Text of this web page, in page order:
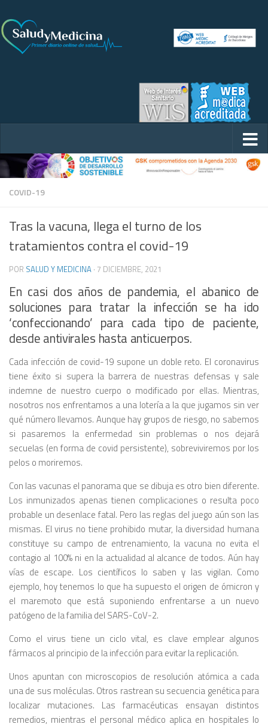
COVID-19
Tras la vacuna, llega el turno de los
tratamientos contra el covid-19
POR SALUD Y MEDICINA · 7 DICIEMBRE, 2021
En casi dos años de pandemia, el abanico de
soluciones para tratar la infección se ha ido
‘confeccionando’ para cada tipo de paciente,
desde antivirales hasta anticuerpos.
Cada infección de covid-19 supone un doble reto. El coronavirus
tiene éxito si supera la barrera de nuestras defensas y sale
indemne de nuestro cuerpo o modificado por ellas. Mientras,
nosotros nos enfrentamos a una lotería a la que jugamos sin ver
qué número llevamos. Aunque hay grupos de riesgo, no sabemos
si pasaremos la enfermedad sin problemas o nos dejará
secuelas (en forma de covid persistente), sobreviviremos por los
pelos o moriremos.
Con las vacunas el panorama que se dibuja es otro bien diferente.
Los inmunizados apenas tienen complicaciones o resulta poco
probable un desenlace fatal. Pero las reglas del juego aún son las
mismas. El virus no tiene prohibido mutar, la diversidad humana
constituye su campo de entrenamiento, la vacuna no evita el
contagio al 100% ni en la actualidad al alcance de todos. Aún hay
vías de escape. Los científicos lo saben y las vigilan. Como
ejemplo, hoy tenemos lo que ha supuesto el origen de ómicron y
el maremoto que está suponiendo enfrentarse a un nuevo
patógeno de la familia del SARS-CoV-2.
Como el virus tiene un ciclo vital, es clave emplear algunos
fármacos al principio de la infección para evitar la replicación.
Unos apuntan con microscopios de resolución atómica a cada
una de sus moléculas. Otros rastrean su secuencia genética para
localizar mutaciones. Las farmacéuticas ensayan distintos
remedios, mientras el personal médico aplica en hospitales lo